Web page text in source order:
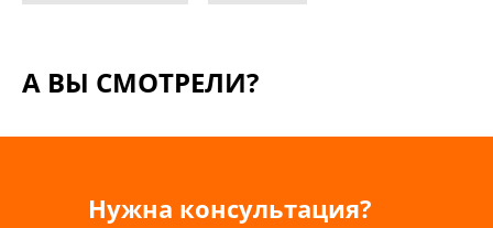
А ВЫ СМОТРЕЛИ?
Нужна консультация?